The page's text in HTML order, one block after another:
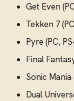
Get Even
Tekken 7
Pyre (PC,
Final
Sonic Mania
Dual